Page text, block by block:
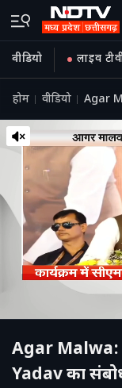
वीडियो लाइव
होम वीडियो Agar
Agar Malwa:
Yadav का